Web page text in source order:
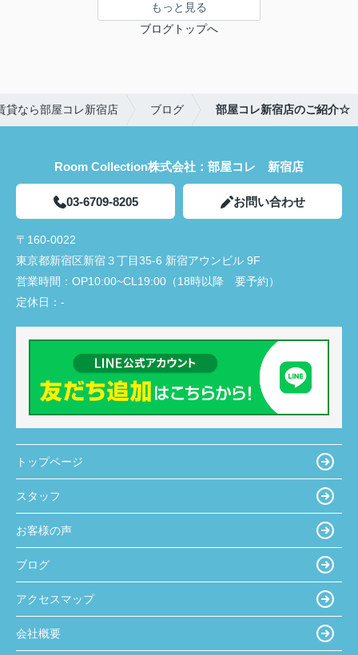
もっと見る
ブログトップへ
貸なら部屋コレ新宿店 ブログ 部屋コレ新宿店のご紹介☆
Room Collection株式会社：部屋コレ 新宿店
03-6709-8205 お問い合わせ
〒160-0022
東京都新宿区新宿３丁目35-6 新宿アウンビル 9F
営業時間： OP10:00~CL19:00（18時以降 要予約）
定休日： -
トップページ
スタッフ
お客様の声
ブログ
アクセスマップ
会社概要